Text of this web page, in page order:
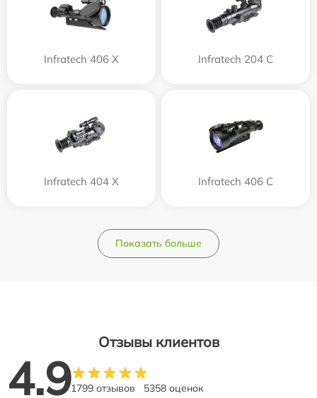
Infratech 406 Х Infratech 204 С
Infratech 404 Х Infratech 406 С
Показать больше
Отзывы клиентов
4.91799 отзывов 5358 оценок